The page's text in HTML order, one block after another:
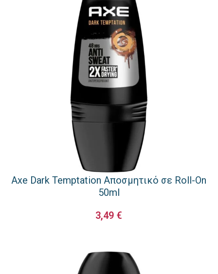
Axe Dark Temptation Αποσμητικό σε Roll-On
50ml
3,49 €